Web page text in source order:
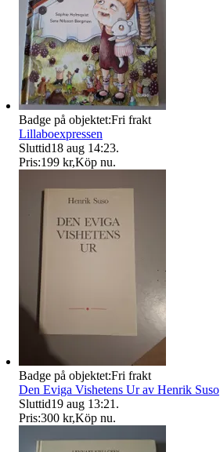
Badge på objektet:Fri frakt
Lillaboexpressen
Sluttid18 aug 14:23.
Pris:199 kr,Köp nu.
Badge på objektet:Fri frakt
Den Eviga Vishetens Ur av Henrik Suso
Sluttid19 aug 13:21 .
Pris:300 kr,Köp nu.